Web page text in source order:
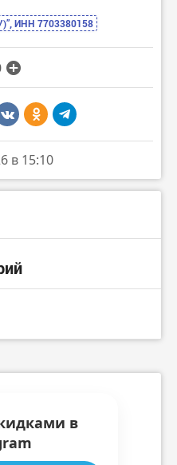
ИНН 7703380158
в 15:10
в